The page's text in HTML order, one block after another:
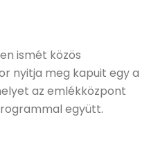
ismét közös
nyitja meg kapuit egy a
az emlékközpont
együtt.